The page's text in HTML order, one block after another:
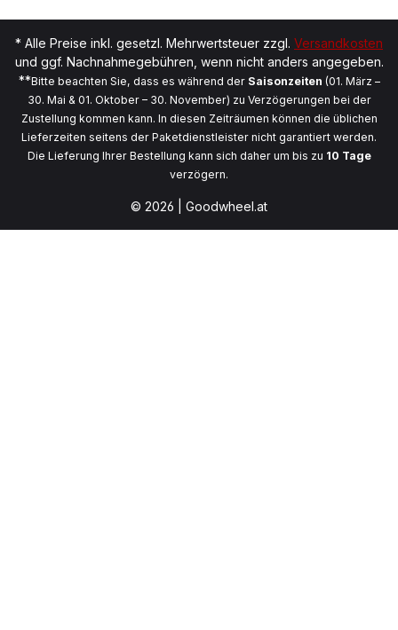
* Alle Preise inkl. gesetzl. Mehrwertsteuer zzgl. Versandkosten
und ggf. Nachnahmegebühren, wenn nicht anders angegeben.
**Bitte beachten Sie, dass es während der Saisonzeiten (01. März –
30. Mai & 01. Oktober – 30. November) zu Verzögerungen bei der
Zustellung kommen kann. In diesen Zeiträumen können die üblichen
Lieferzeiten seitens der Paketdienstleister nicht garantiert werden.
Die Lieferung Ihrer Bestellung kann sich daher um bis zu 10 Tage
verzögern.
© 2026 | Goodwheel.at